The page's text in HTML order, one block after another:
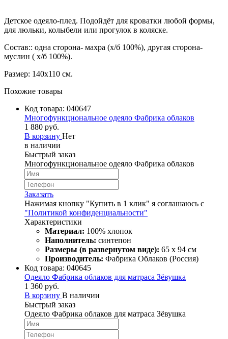
Детское одеяло-плед. Подойдёт для кроватки любой формы,
для люльки, колыбели или прогулок в коляске.
Состав:: одна сторона- махра (х/б 100%), другая сторона-
муслин ( х/б 100%).
Размер: 140х110 см.
Похожие товары
Код товара: 040647
Многофункциональное одеяло Фабрика облаков
1 880 руб.
В корзину Нет
в наличии
Быстрый заказ
Многофункциональное одеяло Фабрика облаков
Заказать
Нажимая кнопку "Купить в 1 клик" я соглашаюсь с
"Политикой конфиденциальности"
Характеристики
Материал: 100% хлопок
Наполнитель: синтепон
Размеры (в развернутом виде): 65 х 94 см
Производитель: Фабрика Облаков (Россия)
Код товара: 040645
Одеяло Фабрика облаков для матраса Зёвушка
1 360 руб.
В корзину В наличии
Быстрый заказ
Одеяло Фабрика облаков для матраса Зёвушка